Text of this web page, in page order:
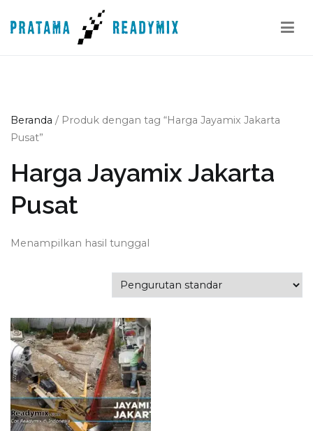
ke
Beranda / Produk dengan tag “Harga Jayamix Jakarta
Pusat”
Harga Jayamix Jakarta
Pusat
Menampilkan hasil tunggal